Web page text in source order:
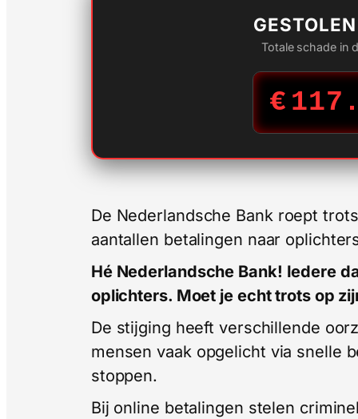
Totale schade in
€
De Nederlandsche Bank roept
aantallen betalingen naar
Hé Nederlandsche Bank! Iedere
oplichters. Moet je echt trots op
De stijging heeft verschillende
mensen vaak opgelicht via snelle
stoppen.
Bij online betalingen stelen